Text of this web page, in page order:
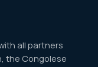
all partners
the Congolese